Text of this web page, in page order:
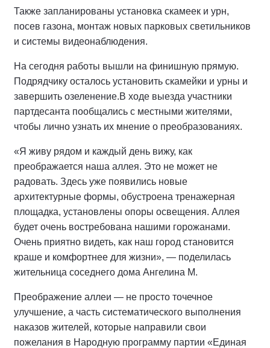
Также запланированы установка скамеек и урн,
посев газона, монтаж новых парковых светильников
и системы видеонаблюдения.
На сегодня работы вышли на финишную прямую.
Подрядчику осталось установить скамейки и урны и
завершить озеленение.В ходе выезда участники
партдесанта пообщались с местными жителями,
чтобы лично узнать их мнение о преобразованиях.
«Я живу рядом и каждый день вижу, как
преображается наша аллея. Это не может не
радовать. Здесь уже появились новые
архитектурные формы, обустроена тренажерная
площадка, установлены опоры освещения. Аллея
будет очень востребована нашими горожанами.
Очень приятно видеть, как наш город становится
краше и комфортнее для жизни», — поделилась
жительница соседнего дома Ангелина М.
Преображение аллеи — не просто точечное
улучшение, а часть систематического выполнения
наказов жителей, которые направили свои
пожелания в Народную программу партии «Единая